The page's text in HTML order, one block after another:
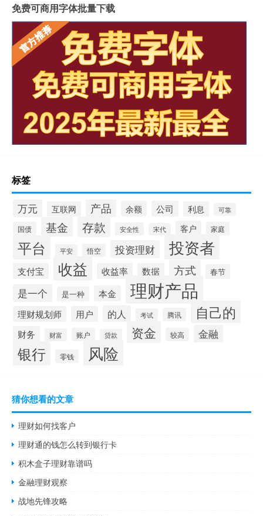
免费可商用字体批量下载
标签
万元 互联网 产品 余额 公司 利息 可靠
国债 基金 存款 安全性 宋代 客户 家庭
平台 平安 悟空 投资理财 投资者
支付宝 收益 收益率 数据 方式 春节
是一个 是一种 本金 理财产品
理财规划师 用户 的人 考试 腾讯 自己的
财务 财富 账户 贷款 资金 较高 金融
银行 零钱 风险
猜你想看的文章
理财如何找客户
理财通的钱怎么转到银行卡
积木盒子理财靠谱吗
金融理财观察
战地先锋攻略